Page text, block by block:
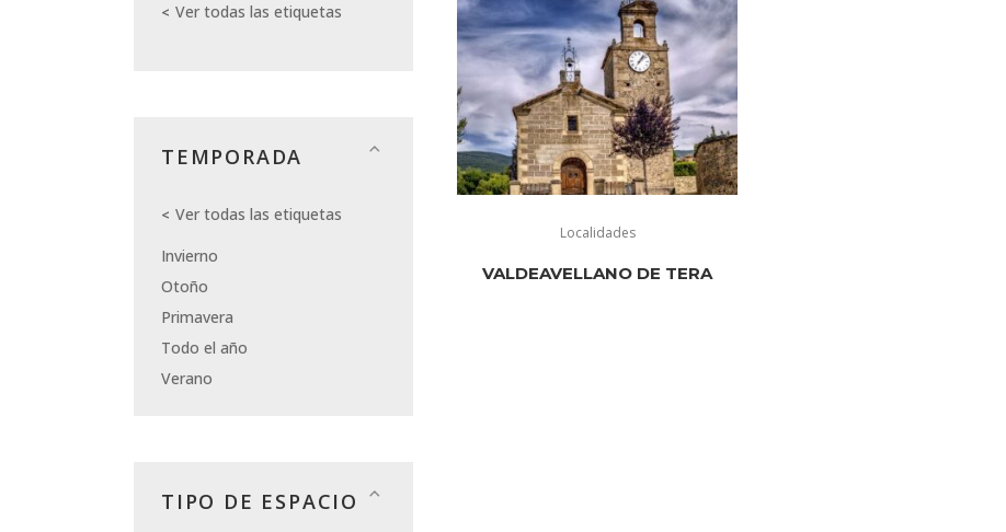
Ver todas las etiquetas
TEMPORADA
Ver todas las etiquetas
Invierno
Otoño
Primavera
Todo el año
Verano
TIPO DE ESPACIO
Localidades
VALDEAVELLANO DE TERA